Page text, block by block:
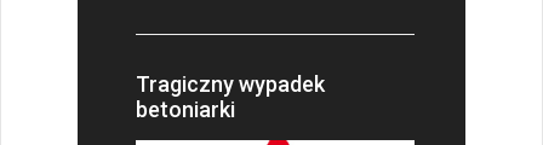
Tragiczny wypadek
betoniarki